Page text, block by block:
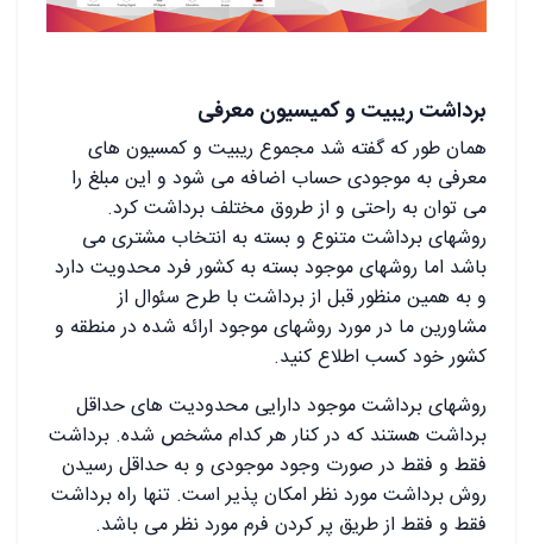
برداشت ریبیت و کمیسیون معرفی
همان طور که گفته شد مجموع ریبیت و کمسیون های
معرفی به موجودی حساب اضافه می شود و این مبلغ را
می توان به راحتی و از طروق مختلف برداشت کرد.
روشهای برداشت متنوع و بسته به انتخاب مشتری می
باشد اما روشهای موجود بسته به کشور فرد محدویت دارد
و به همین منظور قبل از برداشت با طرح سئوال از
مشاورین ما در مورد روشهای موجود ارائه شده در منطقه و
کشور خود کسب اطلاع کنید.
روشهای برداشت موجود دارایی محدودیت های حداقل
برداشت هستند که در کنار هر کدام مشخص شده. برداشت
فقط و فقط در صورت وجود موجودی و به حداقل رسیدن
روش برداشت مورد نظر امکان پذیر است. تنها راه برداشت
فقط و فقط از طریق پر کردن فرم مورد نظر می باشد.